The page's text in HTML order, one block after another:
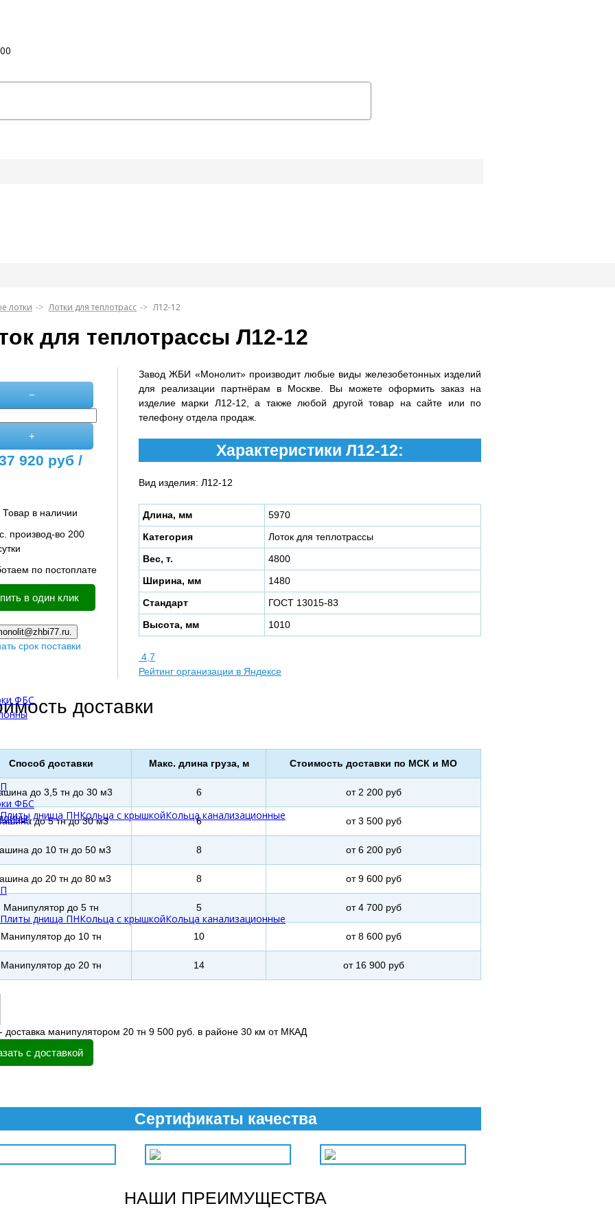
ФБС
Плиты днища ПНКольца с крышкойКольца канализационные
ФБС
Плиты днища ПНКольца с крышкойКольца канализационные
лотки Лотки для теплотрасс Л12-12
для теплотрассы Л12-12
−
+
920 руб /
Товар в наличии
производ-во 200
по постоплате
в один клик
срок поставки
Завод ЖБИ «Монолит» производит любые виды железобетонных изделий
для реализации партнёрам в Москве. Вы можете оформить заказ на
изделие марки Л12-12, а также любой другой товар на сайте или по
телефону отдела продаж.
Характеристики Л12-12:
Вид изделия: Л12-12
Длина, мм
5970
Категория
Лоток для теплотрассы
Вес, т.
4800
Ширина, мм
1480
Стандарт
ГОСТ 13015-83
Высота, мм
1010
4,7
Рейтинг организации в Яндексе
доставки
Способ доставки Макс. длина груза, м Стоимость доставки по МСК и МО
до 3,5 тн до 30 м3 6 от 2 200 руб
до 5 тн до 30 м3 6 от 3 500 руб
до 10 тн до 50 м3 8 от 6 200 руб
до 20 тн до 80 м3 8 от 9 600 руб
Манипулятор до 5 тн 5 от 4 700 руб
Манипулятор до 10 тн 10 от 8 600 руб
Манипулятор до 20 тн 14 от 16 900 руб
доставка манипулятором 20 тн 9 500 руб. в районе 30 км от МКАД
с доставкой
Сертификаты качества
НАШИ ПРЕИМУЩЕСТВА